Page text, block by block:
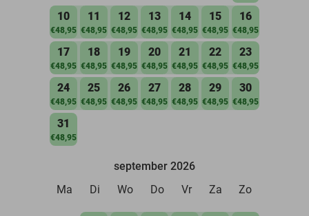
10
€48,95
11
€48,95
12
€48,95
13
€48,95
14
€48,95
15
€48,95
16
€48,95
17
€48,95
18
€48,95
19
€48,95
20
€48,95
21
€48,95
22
€48,95
23
€48,95
24
€48,95
25
€48,95
26
€48,95
27
€48,95
28
€48,95
29
€48,95
30
€48,95
31
€48,95
september 2026
Ma
Di Wo Do Vr Za Zo